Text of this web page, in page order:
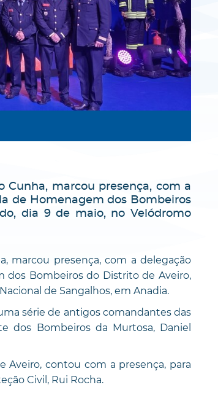
Cunha, marcou presença, com a
de Homenagem dos Bombeiros
dia 9 de maio, no Velódromo
marcou presença, com a delegação
dos Bombeiros do Distrito de Aveiro,
de Sangalhos, em Anadia.
série de antigos comandantes das
dos Bombeiros da Murtosa, Daniel
Aveiro, contou com a presença, para
Civil, Rui Rocha.